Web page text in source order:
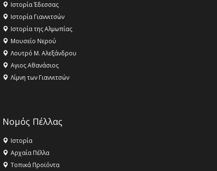
Ιστορία Έδεσσας
Ιστορία Γιαννιτσών
Ιστορία της Αλμωπίας
Μουσείο Νερού
Λουτρό Μ. Αλεξάνδρου
Αγιος Αθανάσιος
Λίμνη των Γιαννιτσών
Νομός Πέλλας
Ιστορία
Αρχαία Πέλλα
Τοπικά Προϊόντα